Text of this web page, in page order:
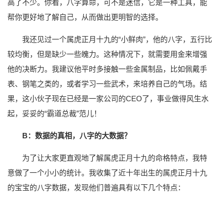
高了不少。你看，八字算命，可不是迷信，它是一种工具，能
帮你更好地了解自己，从而做出更明智的选择。
我还见过一个属虎正月十九的“小鲜肉”，他的八字，五行比
较均衡，但是缺少一些魄力。这种情况下，就需要用金来增强
他的决断力。我建议他平时多接触一些金属制品，比如佩戴手
表、钢笔之类的，或者学习一些武术，来培养自己的气场。结
果，这小伙子现在已经是一家公司的CEO了，事业做得风生水
起，妥妥的“霸道总裁”范儿！
B：数据的真相，八字的大数据？
为了让大家更直观地了解属虎正月十九的命格特点，我特
意做了一个小小的统计。我收集了近十年出生的属虎正月十九
的宝宝的八字数据，发现他们普遍具有以下几个特点：